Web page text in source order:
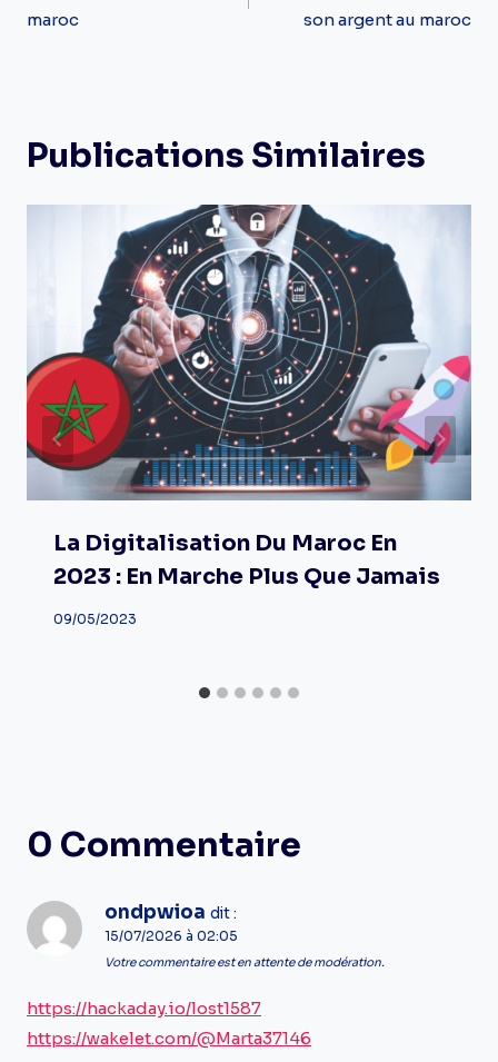
maroc son argent au maroc
Publications Similaires
La Digitalisation Du Maroc En
2023 : En Marche Plus Que Jamais
09/05/2023
0 Commentaire
ondpwioa dit :
15/07/2026 à 02:05
Votre commentaire est en attente de modération.
https://hackaday.io/lost1587
https://wakelet.com/@Marta37146